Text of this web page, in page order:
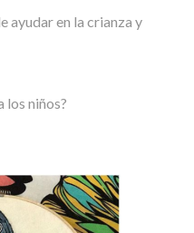
ayudar en la crianza y
los niños?